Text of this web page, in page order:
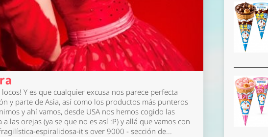
Y es que cualquier excusa nos parece perfecta
y parte de Asia, así como los productos más punteros
y ahí vamos, desde USA nos hemos cogido las
las orejas (ya se que no es así :P) y allá que vamos con
espiralidosa-it's over 9000 - sección de...